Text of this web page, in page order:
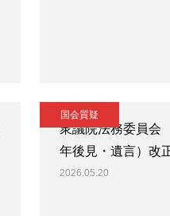
国会質疑
衆議院法務委員
年後見・遺言）改
2026.05.20